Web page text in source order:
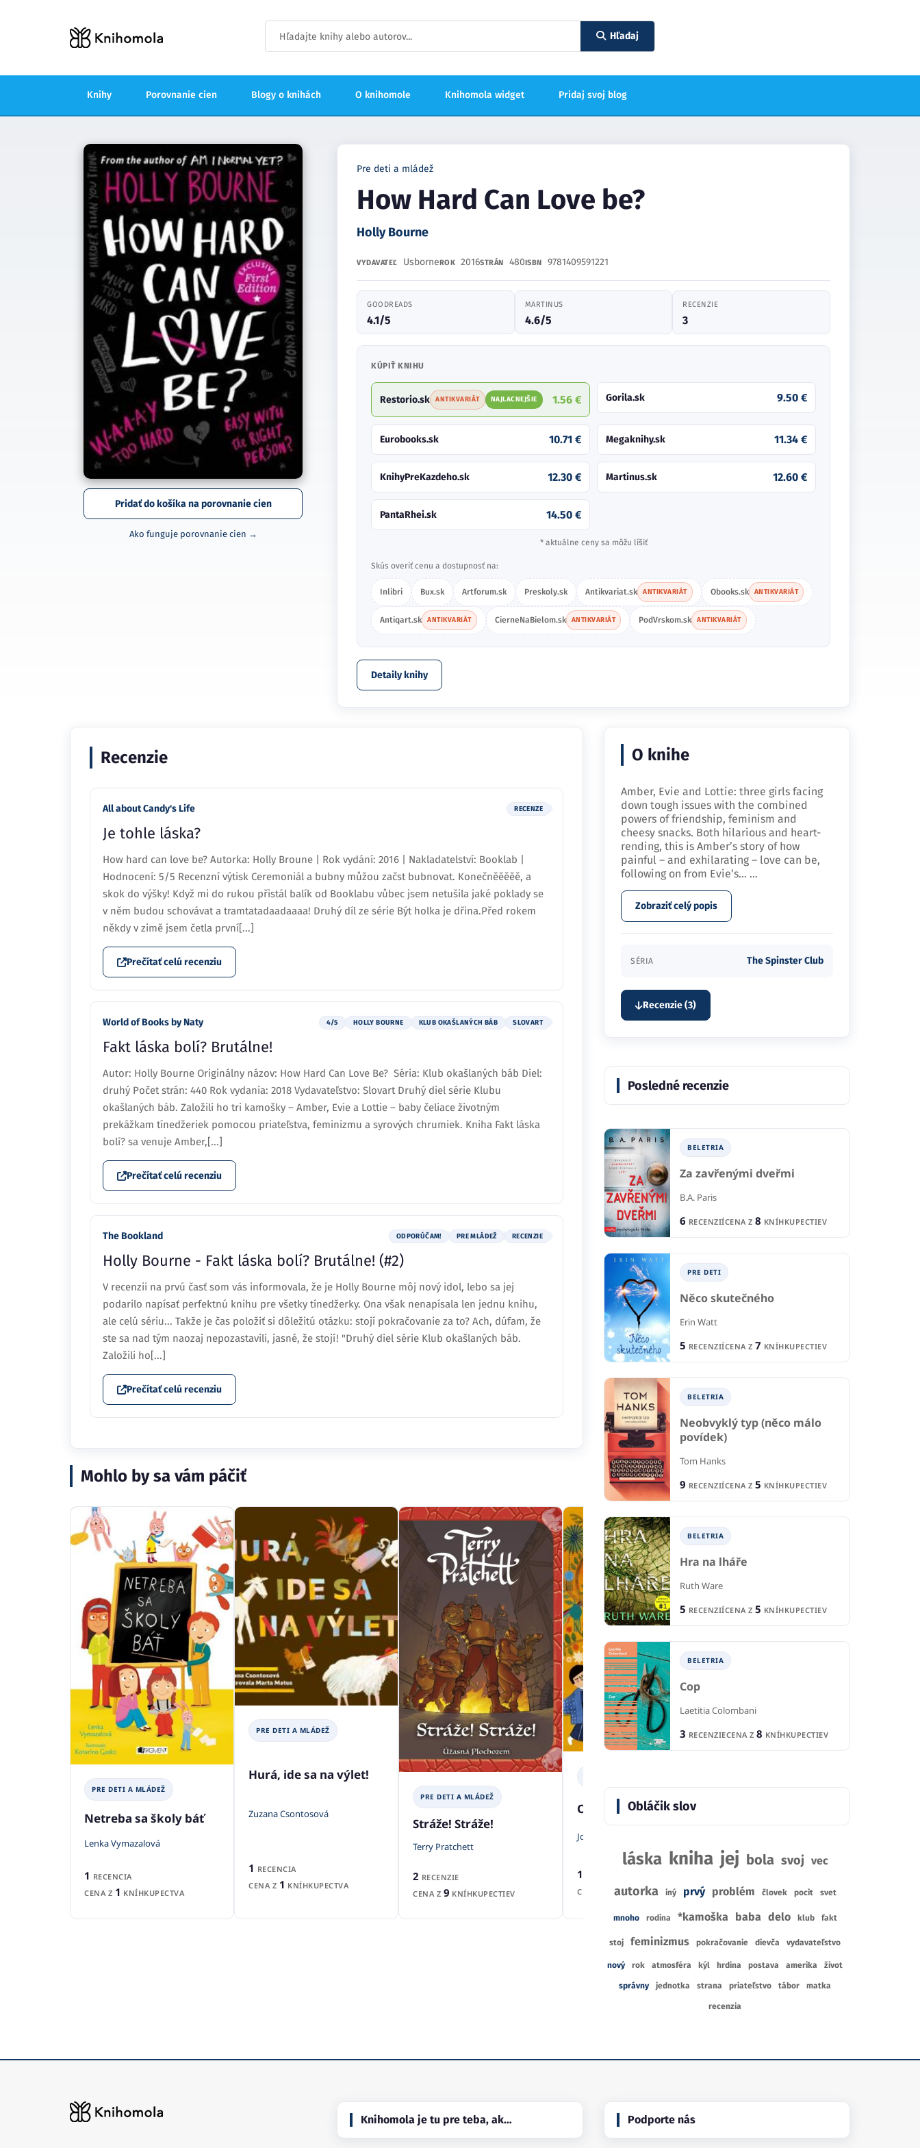
Hľadaj
Knihy Porovnanie cien Blogy o knihách O knihomole Knihomola widget Pridaj svoj blog
Pridať do košíka na porovnanie cien
Ako funguje porovnanie cien →
Pre deti a mládež
How Hard Can Love be?
Holly Bourne
VYDAVATEĽ UsborneROK 2016STRÁN 480ISBN 9781409591221
GOODREADS
4.1/5
MARTINUS
4.6/5
RECENZIE
3
KÚPIŤ KNIHU
Restorio.sk ANTIKVARIÁT NAJLACNEJŠIE 1.56 € Gorila.sk 9.50 €
Eurobooks.sk 10.71 € Megaknihy.sk 11.34 €
KnihyPreKazdeho.sk 12.30 € Martinus.sk 12.60 €
PantaRhei.sk 14.50 €
* aktuálne ceny sa môžu líšiť
Skús overiť cenu a dostupnosť na:
Inlibri Bux.sk Artforum.sk Preskoly.sk Antikvariat.sk ANTIKVARIÁT Obooks.sk ANTIKVARIÁT
Antiqart.sk ANTIKVARIÁT CierneNaBielom.sk ANTIKVARIÁT PodVrskom.sk ANTIKVARIÁT
Detaily knihy
Recenzie
All about Candy's Life RECENZE
Je tohle láska?
How hard can love be? Autorka: Holly Broune | Rok vydání: 2016 | Nakladatelství: Booklab |
Hodnocení: 5/5 Recenzní výtisk Ceremoniál a bubny můžou začst bubnovat. Konečněěěěě, a
skok do výšky! Když mi do rukou přistál balík od Booklabu vůbec jsem netušila jaké poklady se
v něm budou schovávat a tramtatadaadaaaa! Druhý díl ze série Být holka je dřina.Před rokem
někdy v zimě jsem četla první[...]
Prečítať celú recenziu
World of Books by Naty 4/5 HOLLY BOURNE KLUB OKAŠLANÝCH BÁB SLOVART
Fakt láska bolí? Brutálne!
Autor: Holly Bourne Originálny názov: How Hard Can Love Be? Séria: Klub okašlaných báb Diel:
druhý Počet strán: 440 Rok vydania: 2018 Vydavateľstvo: Slovart Druhý diel série Klubu
okašlaných báb. Založili ho tri kamošky – Amber, Evie a Lottie – baby čeliace životným
prekážkam tínedžeriek pomocou priateľstva, feminizmu a syrových chrumiek. Kniha Fakt láska
bolí? sa venuje Amber,[...]
Prečítať celú recenziu
The Bookland ODPORÚČAM! PRE MLÁDEŽ RECENZIE
Holly Bourne - Fakt láska bolí? Brutálne! (#2)
V recenzii na prvú časť som vás informovala, že je Holly Bourne môj nový idol, lebo sa jej
podarilo napísať perfektnú knihu pre všetky tínedžerky. Ona však nenapísala len jednu knihu,
ale celú sériu... Takže je čas položiť si dôležitú otázku: stojí pokračovanie za to? Ach, dúfam, že
ste sa nad tým naozaj nepozastavili, jasné, že stojí! "Druhý diel série Klub okašlaných báb.
Založili ho[...]
Prečítať celú recenziu
Mohlo by sa vám páčiť
PRE DETI A MLÁDEŽ
Netreba sa školy báť
Lenka Vymazalová
1 RECENCIA
CENA Z 1 KNÍHKUPECTVA
PRE DETI A MLÁDEŽ
Hurá, ide sa na výlet!
Zuzana Csontosová
1 RECENCIA
CENA Z 1 KNÍHKUPECTVA
PRE DETI A MLÁDEŽ
Stráže! Stráže!
Terry Pratchett
2 RECENZIE
CENA Z 9 KNÍHKUPECTIEV
Oslavujeme celý rok
Joanna Kończak
1
CENA Z
KNÍHKUPECTIEV
CENA Z1KNÍHKUPECTVA
O knihe
Amber, Evie and Lottie: three girls facing
down tough issues with the combined
powers of friendship, feminism and
cheesy snacks. Both hilarious and heart-
rending, this is Amber’s story of how
painful – and exhilarating – love can be,
following on from Evie’s… ...
Zobraziť celý popis
SÉRIA The Spinster Club
Recenzie (3)
Posledné recenzie
BELETRIA
Za zavřenými dveřmi
B.A. Paris
6 RECENZIÍCENA Z 8 KNÍHKUPECTIEV
PRE DETI
Něco skutečného
Erin Watt
5 RECENZIÍCENA Z 7 KNÍHKUPECTIEV
BELETRIA
Neobvyklý typ (něco málo
povídek)
Tom Hanks
9 RECENZIÍCENA Z 5 KNÍHKUPECTIEV
BELETRIA
Hra na lháře
Ruth Ware
5 RECENZIÍCENA Z 5 KNÍHKUPECTIEV
BELETRIA
Cop
Laetitia Colombani
3 RECENZIECENA Z 8 KNÍHKUPECTIEV
Obláčik slov
láska kniha jej bola svoj vec
autorka iný prvý problém človek pocit svet
mnoho rodina *kamoška baba delo klub fakt
stoj feminizmus pokračovanie dievča vydavateľstvo
nový rok atmosféra kýl hrdina postava amerika život
správny jednotka strana priateľstvo tábor matka
recenzia
Knihomola je tu pre teba, ak… Podporte nás